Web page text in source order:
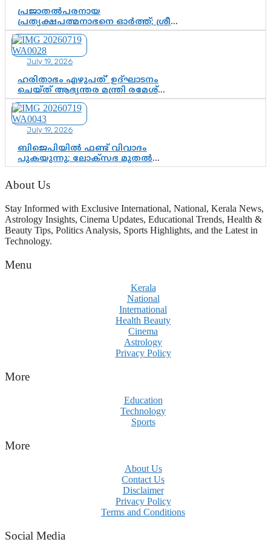
ചുണക്കുട്ടൻ
പ്രജാതൽപരനായ
പ്രത്യക്ഷപത്മനാഭനെ ഓർത്ത്; ശ്രീ
ചിത്തിര തിരുനാൾ മഹാരാജാവിന്റെ
35-ാം നാടുനീങ്ങൽ ദിനം ഇന്ന്
July 19, 2026
ഹരിതാഭം എഴുപത്’ ഉദ്ഘാടനം
ചെയ്ത് ആഭ്യന്തര മന്ത്രി രമേശ്
ചെന്നിത്തല; ആർ. ഹരികുമാറിന്റെ
സപ്തതി ആഘോഷങ്ങൾക്ക്
പ്രൗഢമായ തുടക്കം
July 19, 2026
ബിജെപിയിൽ ഫണ്ട് വിവാദം
പുകയുന്നു; ലോക്സഭ മുതൽ
നിയമസഭ വരെ 140 മണ്ഡലങ്ങളിലെ
ഫണ്ട് വിനിയോഗം
പരിശോധിക്കുമോ? കേന്ദ്രത്തിനും
ഘടകത്തോട് അതൃപ്തി
About Us
Stay Informed with Exclusive International, National, Kerala News,
Astrology Insights, Cinema Updates, Educational Trends, Health &
Beauty Tips, Politics Analysis, Sports Highlights, and the Latest in
Technology.
Menu
Kerala
National
International
Health Beauty
Cinema
Astrology
Privacy Policy
More
Education
Technology
Sports
More
About Us
Contact Us
Disclaimer
Privacy Policy
Terms and Conditions
Social Media